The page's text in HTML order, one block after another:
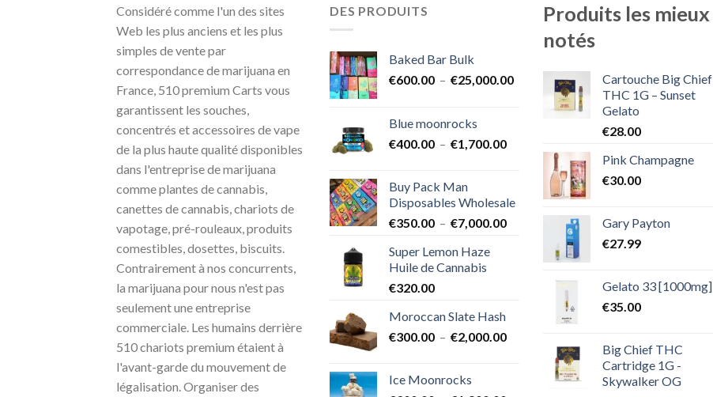
Considéré comme l'un des sites
Web les plus anciens et les plus
simples de vente par
correspondance de marijuana en
France, 510 premium Carts vous
garantissent les souches,
concentrés et accessoires de vape
de la plus haute qualité disponibles
dans l'entreprise de marijuana
comme plantes de cannabis,
canettes de cannabis, chariots de
vapotage, pré-rouleaux, produits
comestibles, dosettes, biscuits.
Contrairement à nos concurrents,
la marijuana pour nous n'est pas
seulement une entreprise
commerciale. Les humains derrière
510 chariots premium étaient à
l'avant-garde du mouvement de
légalisation. Organiser des
DES PRODUITS
Baked Bar Bulk
€600.00 – €25,000.00Plage
€25,000.00
Blue moonrocks
€400.00 – €1,700.00Plage
€400.00
à
€1,700.00
Buy Pack Man
Disposables Wholesale
€350.00 – €7,000.00Plage
Super Lemon Haze
Huile de Cannabis
€320.00
Moroccan Slate Hash
€300.00 – €2,000.00Plage
Ice Moonrocks
Produits les mieux
notés
Cartouche Big Chief
THC 1G – Sunset
Gelato
€28.00
Pink Champagne
€30.00
Gary Payton
€27.99
Gelato 33 [1000mg]
€35.00
Big Chief THC
Cartridge 1G -
Skywalker OG